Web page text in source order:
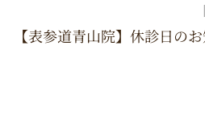
t
e
o
k
【表参道青山院】休診日の